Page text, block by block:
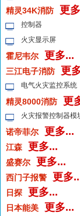
精灵34K消防 更
控制器
火灾显示屏
霍尼韦尔 更多...
三江电子消防 更
电气火灾监控系统
精灵8000消防 更
火灾报警控制器模
诺帝菲尔 更多...
江森 更多...
盛赛尔 更多...
西门子报警 更多
日探 更多...
日本能美 更多...